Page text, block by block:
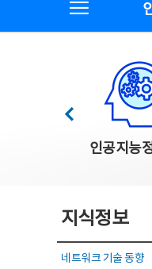
한국지능정보사회진흥원 주요사업
인공지능
이전
지식정보
네트워크 기술 동향